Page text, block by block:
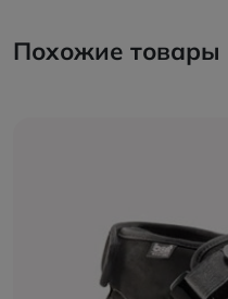
Похожие товары